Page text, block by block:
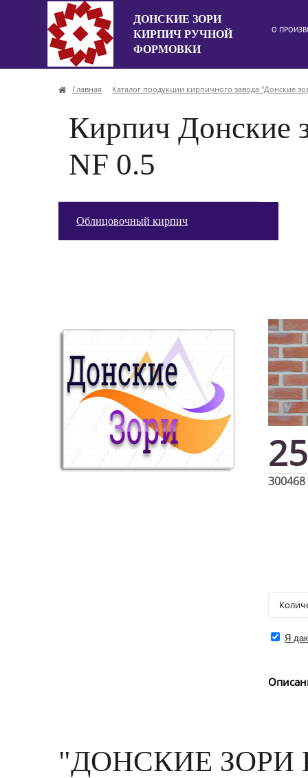
ДОНСКИЕ ЗОРИ
КИРПИЧ РУЧНОЙ
ФОРМОВКИ
О
Главная Каталог продукции кирпичного завода "Донские
Кирпич
NF 0.5
Облицовочный кирпич
300468
Я
"ДОНСКИЕ